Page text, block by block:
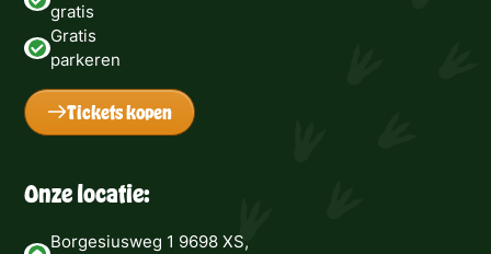
gratis
Gratis
parkeren
Tickets kopen
Onze locatie:
Borgesiusweg 1 9698 XS,